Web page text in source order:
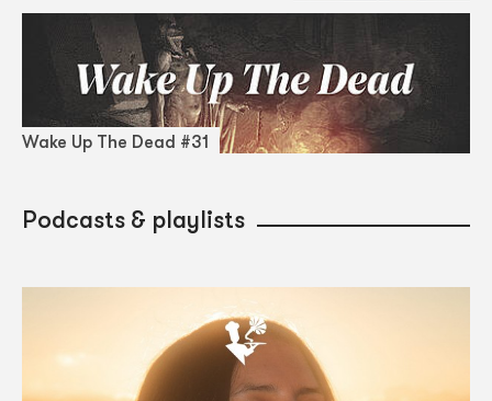
Wake Up The Dead #31
Podcasts & playlists